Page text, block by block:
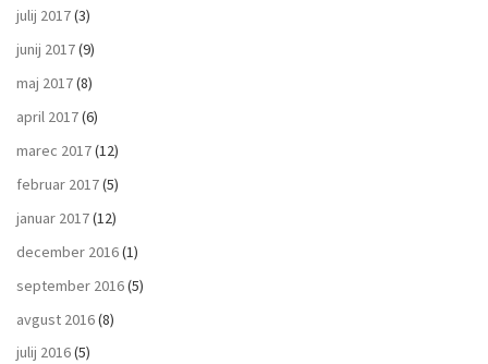
julij 2017(3)
junij 2017(9)
maj 2017(8)
april 2017(6)
marec 2017(12)
februar 2017(5)
januar 2017(12)
december 2016(1)
september 2016(5)
avgust 2016(8)
julij 2016(5)